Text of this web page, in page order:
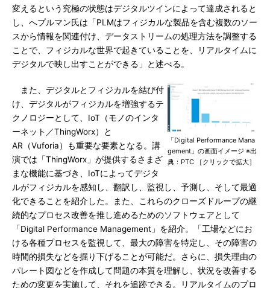
変えるという究極の状態はデジタルツインによって達成されると
し、へプルマン氏は「PLMはフィジカルな製品を含む複数のソー
スから情報を関連付け、データストリームの処理方法を調整する
ことで、フィジカルな世界で起きていることを、リアルタイムに
デジタルで映し出すことができる」と述べる。
「Digital Performance Mana
gement」の画面イメージ ※出
典：PTC ［クリックで拡大］
また、デジタルとフィジカルを結び付
け、デジタルがフィジカルを増強するテ
クノロジーとして、IoT（モノのインタ
ーネット／ThingWorx）と
AR（Vuforia）も重要な要素となる。講
演では「ThingWorx」が提供するさまざ
まな機能に基づき、IoTによってデジタ
ルがフィジカルを感知し、翻訳し、監視し、予測し、そして最適
化できることを紹介した。また、これらのクローズドループの継
続的なプロセス改善を推し進めるためのソフトウェアとして
「Digital Performance Management」を紹介。「工場などにお
ける各種プロセスを監視して、最大の障害を特定し、その障害の
時間的損失などを掘り下げることが可能だ。さらに、損失理由の
パレート図などを作成して問題の本質を理解し、状況を改善する
ための変更を実施して、それを追跡できる。リアルタイムのプロ